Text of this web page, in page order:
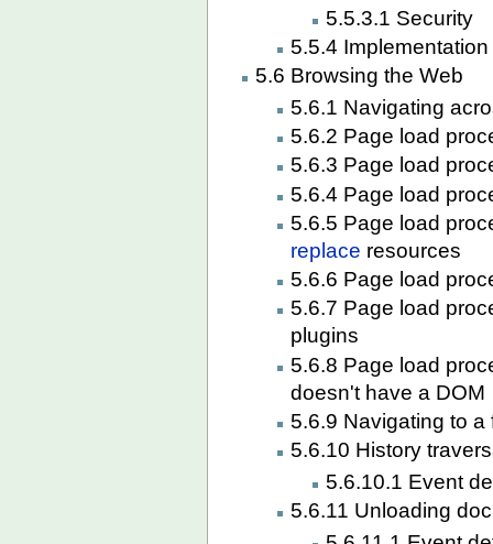
5.5.3.1 Security
5.5.4
5.6 Browsing the Web
5.6.1 Navigating
5.6.2 Page load
5.6.3 Page load
5.6.4 Page load
5.6.5 Page load
replace resources
5.6.6 Page load
5.6.7 Page load
plugins
5.6.8 Page load
doesn't have a DOM
5.6.9 Navigating to a
5.6.10 History
5.6.10.1 Event
5.6.11 Unloading